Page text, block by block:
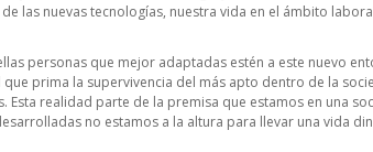
las nuevas tecnologías, nuestra vida en el ámbito
personas que mejor adaptadas estén a este nuevo
prima la supervivencia del más apto dentro de la
Esta realidad parte de la premisa que estamos en una
no estamos a la altura para llevar una vida